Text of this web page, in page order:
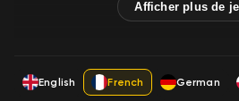
English French German